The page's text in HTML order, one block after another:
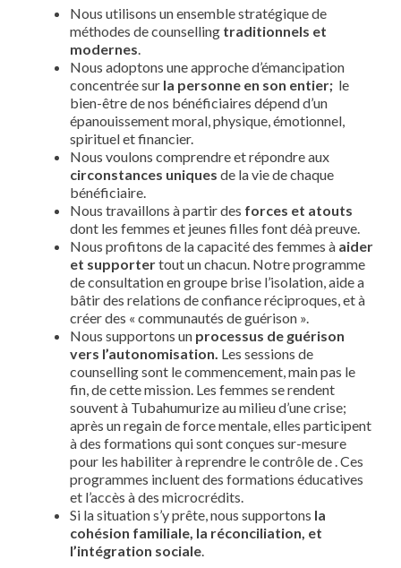
Nous utilisons un ensemble stratégique de
méthodes de counselling traditionnels et
modernes.
Nous adoptons une approche d’émancipation
concentrée sur la personne en son entier; le
bien-être de nos bénéficiaires dépend d’un
épanouissement moral, physique, émotionnel,
spirituel et financier.
Nous voulons comprendre et répondre aux
circonstances uniques de la vie de chaque
bénéficiaire.
Nous travaillons à partir des forces et atouts
dont les femmes et jeunes filles font déà preuve.
Nous profitons de la capacité des femmes à aider
et supportertout un chacun. Notre programme
de consultation en groupe brise l’isolation, aide a
bâtir des relations de confiance réciproques, et à
créer des « communautés de guérison ».
Nous supportons un processus de guérison
vers l’autonomisation. Les sessions de
counselling sont le commencement, main pas le
fin, de cette mission. Les femmes se rendent
souvent à Tubahumurize au milieu d’une crise;
après un regain de force mentale, elles participent
à des formations qui sont conçues sur-mesure
pour les habiliter à reprendre le contrôle de . Ces
programmes incluent des formations éducatives
et l’accès à des microcrédits.
Si la situation s’y prête, nous supportons la
cohésion familiale, la réconciliation, et
l’intégration sociale.